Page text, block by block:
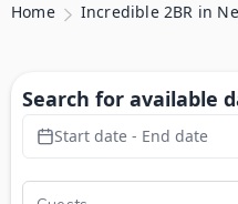
Home Incredible 2BR in
Search for available
Start date - End date